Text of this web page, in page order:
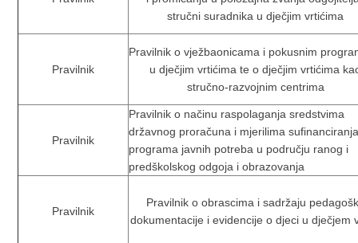
stručni suradnika u dječjim vrtićima
Pravilnik
Pravilnik o vježbaonicama i pokusnim
u dječjim vrtićima te o dječjim vrtićima
stručno-razvojnim centrima
Pravilnik
Pravilnik o načinu raspolaganja sredstvima
državnog proračuna i mjerilima
programa javnih potreba u području ranog i
predškolskog odgoja i obrazovanja
Pravilnik
Pravilnik o obrascima i sadržaju
dokumentacije i evidencije o djeci u dječjem